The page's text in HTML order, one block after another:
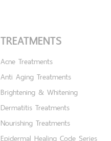
TREATMENTS
Acne Treatments
Anti Aging Treatments
Brightening & Whitening
Dermatitis Treatments
Nourishing Treatments
Epidermal Healing Code Series